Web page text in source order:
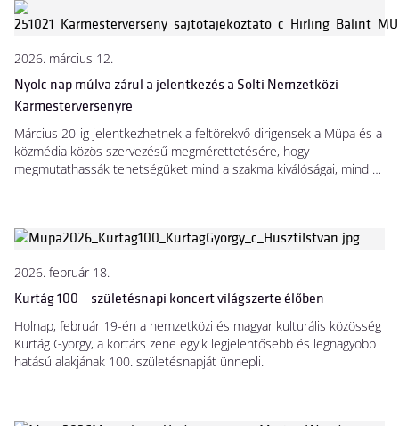
központjává emelve azt. Most pedig elérkezettnek látta az időt,
hogy a stafétát és a karmesteri pálcát részben továbbadva, ezután
közösen lássák el a feladatot.
2026. március 12.
Nyolc nap múlva zárul a jelentkezés a Solti Nemzetközi
Karmesterversenyre
Március 20-ig jelentkezhetnek a feltörekvő dirigensek a Müpa és a
közmédia közös szervezésű megmérettetésére, hogy
megmutathassák tehetségüket mind a szakma kiválóságai, mind a
2026. február 18.
Kurtág 100 – születésnapi koncert világszerte élőben
Holnap, február 19-én a nemzetközi és magyar kulturális közösség
Kurtág György, a kortárs zene egyik legjelentősebb és legnagyobb
hatású alakjának 100. születésnapját ünnepli.